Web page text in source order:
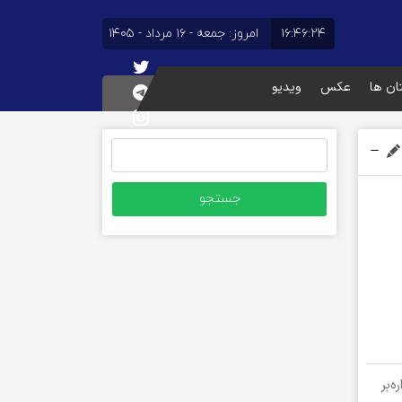
۱۶:۴۶:۲۵ امروز: جمعه - ۱۶ مرداد - ۱۴۰۵
ها عکس ویدیو
برای: